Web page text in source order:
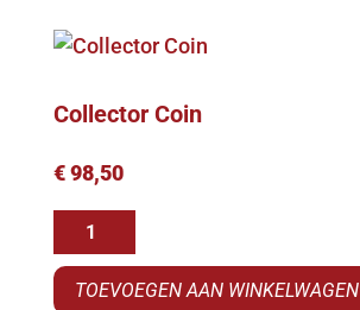
Collector Coin
€98,50
Collector
Coin
aantal
TOEVOEGEN AAN WINKELWAGEN